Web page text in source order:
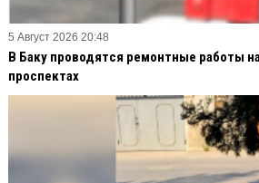
5 Август 2026 20:48
В Баку проводятся ремонтные работы
проспектах